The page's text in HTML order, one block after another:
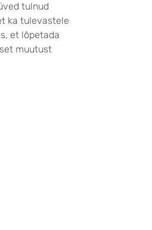
tulnud
ka tulevastele
et lõpetada
muutust